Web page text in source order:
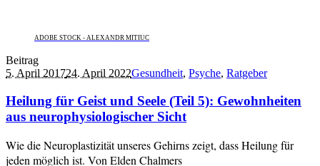
ADOBE STOCK - ALEXANDR MITIUC
Beitrag
5. April 201724. April 2022Gesundheit, Psyche, Ratgeber
Heilung für Geist und Seele (Teil 5): Gewohnheiten
aus neurophysiologischer Sicht
Wie die Neuroplastizität unseres Gehirns zeigt, dass Heilung für
jeden möglich ist. Von Elden Chalmers